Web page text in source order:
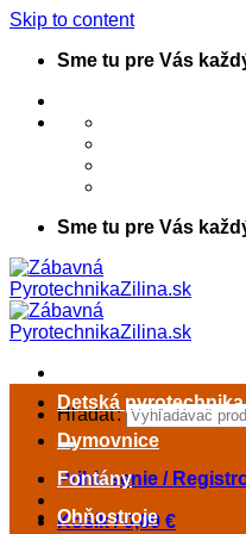
Skip to content
Sme tu pre Vás
Sme tu pre Vás
Hľadať:
Prihlásenie /
Košík /0,00 €
Detská pyrotechnika
Dymovnice
Fontány
Ohňostroje